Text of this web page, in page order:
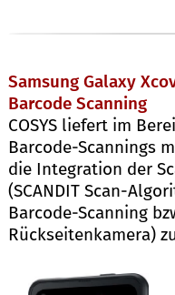
Samsung Galaxy
Barcode Scanning
COSYS liefert im
Barcode-Scannings
die Integration der
(SCANDIT Scan-
Barcode-Scanning
Rückseitenkamera)